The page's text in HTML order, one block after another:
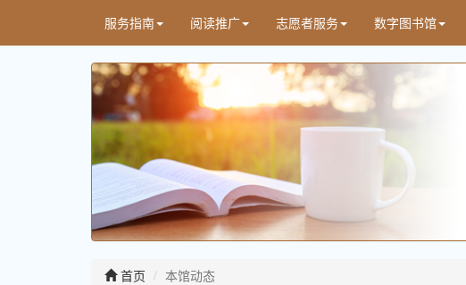
服务指南 阅读推广 志愿者服务 数字图书馆
首页 本馆动态